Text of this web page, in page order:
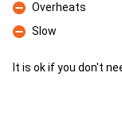
Con
Overheats
Con
Slow
It is ok if you don't